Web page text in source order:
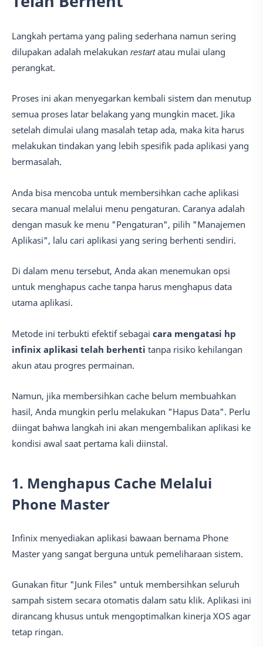
Langkah pertama yang paling sederhana namun sering
dilupakan adalah melakukan restartatau mulai ulang
perangkat.
Proses ini akan menyegarkan kembali sistem dan menutup
semua proses latar belakang yang mungkin macet. Jika
setelah dimulai ulang masalah tetap ada, maka kita harus
melakukan tindakan yang lebih spesifik pada aplikasi yang
bermasalah.
Anda bisa mencoba untuk membersihkan cache aplikasi
secara manual melalui menu pengaturan. Caranya adalah
dengan masuk ke menu "Pengaturan", pilih "Manajemen
Aplikasi", lalu cari aplikasi yang sering berhenti sendiri.
Di dalam menu tersebut, Anda akan menemukan opsi
untuk menghapus cache tanpa harus menghapus data
utama aplikasi.
Metode ini terbukti efektif sebagai cara mengatasi hp
infinix aplikasi telah berhenti tanpa risiko kehilangan
akun atau progres permainan.
Namun, jika membersihkan cache belum membuahkan
hasil, Anda mungkin perlu melakukan "Hapus Data". Perlu
diingat bahwa langkah ini akan mengembalikan aplikasi ke
kondisi awal saat pertama kali diinstal.
1. Menghapus Cache Melalui
Phone Master
Infinix menyediakan aplikasi bawaan bernama Phone
Master yang sangat berguna untuk pemeliharaan sistem.
Gunakan fitur "Junk Files" untuk membersihkan seluruh
sampah sistem secara otomatis dalam satu klik. Aplikasi ini
dirancang khusus untuk mengoptimalkan kinerja XOS agar
tetap ringan.